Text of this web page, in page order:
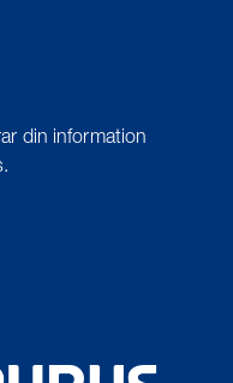
din information